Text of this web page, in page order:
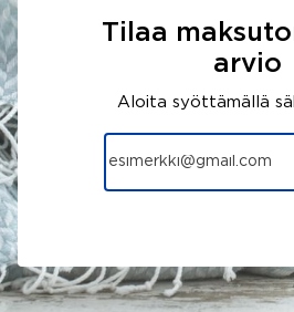
Tilaa
arvio
Aloita syöttämällä